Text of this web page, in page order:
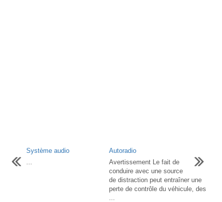
Système audio
...
Autoradio
Avertissement Le fait de
conduire avec une source
de distraction peut entraîner une
perte de contrôle du véhicule, des
...